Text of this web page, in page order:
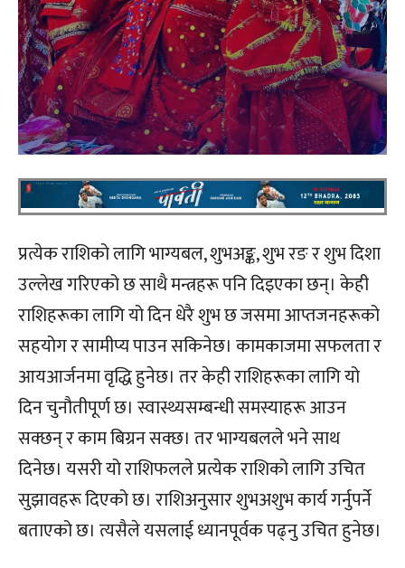
प्रत्येक राशिको लागि भाग्यबल, शुभअङ्क, शुभ रङ र शुभ दिशा
उल्लेख गरिएको छ साथै मन्त्रहरू पनि दिइएका छन्। केही
राशिहरूका लागि यो दिन धेरै शुभ छ जसमा आप्तजनहरूको
सहयोग र सामीप्य पाउन सकिनेछ। कामकाजमा सफलता र
आयआर्जनमा वृद्धि हुनेछ। तर केही राशिहरूका लागि यो
दिन चुनौतीपूर्ण छ। स्वास्थ्यसम्बन्धी समस्याहरू आउन
सक्छन् र काम बिग्रन सक्छ। तर भाग्यबलले भने साथ
दिनेछ। यसरी यो राशिफलले प्रत्येक राशिको लागि उचित
सुझावहरू दिएको छ। राशिअनुसार शुभअशुभ कार्य गर्नुपर्ने
बताएको छ। त्यसैले यसलाई ध्यानपूर्वक पढ्नु उचित हुनेछ।